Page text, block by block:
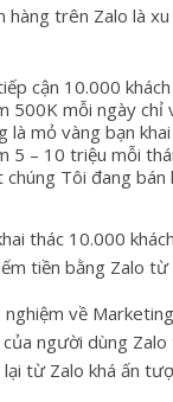
hàng trên Zalo là
cận 10.000
500K mỗi ngày
là mỏ vàng bạn
5 – 10 triệu mỗi
chúng Tôi đang
thác 10.000
tiền bằng Zalo từ
nghiệm về
người dùng
từ Zalo khá ấn